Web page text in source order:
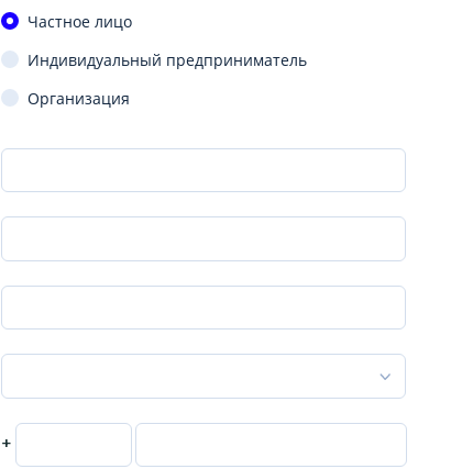
Частное лицо
Индивидуальный предприниматель
Организация
+